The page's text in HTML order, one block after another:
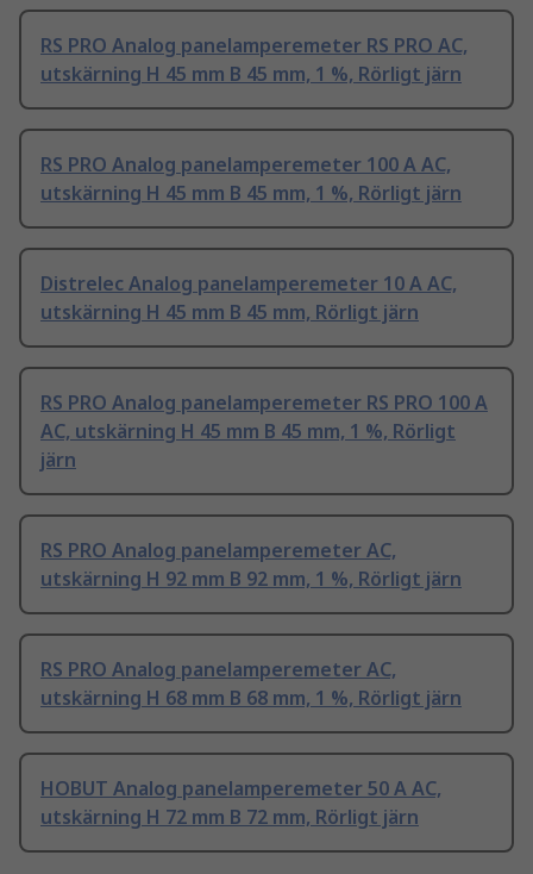
RS PRO Analog panelamperemeter RS PRO AC,
utskärning H 45 mm B 45 mm, 1 %, Rörligt järn
RS PRO Analog panelamperemeter 100 A AC,
utskärning H 45 mm B 45 mm, 1 %, Rörligt järn
Distrelec Analog panelamperemeter 10 A AC,
utskärning H 45 mm B 45 mm, Rörligt järn
RS PRO Analog panelamperemeter RS PRO 100 A
AC, utskärning H 45 mm B 45 mm, 1 %, Rörligt
järn
RS PRO Analog panelamperemeter AC,
utskärning H 92 mm B 92 mm, 1 %, Rörligt järn
RS PRO Analog panelamperemeter AC,
utskärning H 68 mm B 68 mm, 1 %, Rörligt järn
HOBUT Analog panelamperemeter 50 A AC,
utskärning H 72 mm B 72 mm, Rörligt järn